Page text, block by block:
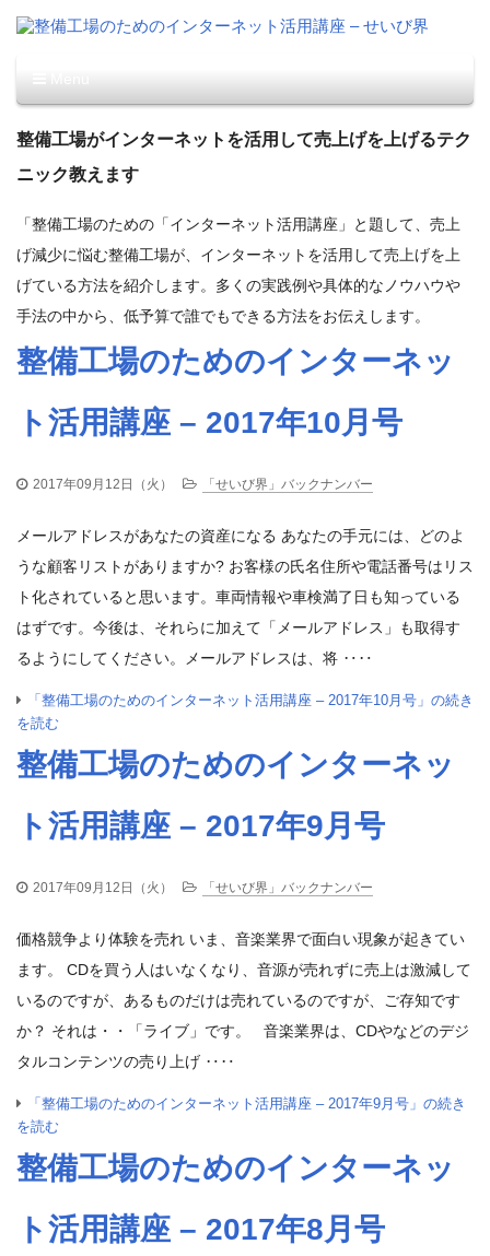
ネット活用講座 – せいび界
コンテンツへ移動
整備工場がインターネットを活用して売上げを上げるテク
ニック教えます
「整備工場のための「インターネット活用講座」と題して、売上
げ減少に悩む整備工場が、インターネットを活用して売上げを上
げている方法を紹介します。多くの実践例や具体的なノウハウや
手法の中から、低予算で誰でもできる方法をお伝えします。
整備工場のためのインターネッ
ト活用講座 – 2017年10月号
2017年09月12日（火） 「せいび界」バックナンバー
メールアドレスがあなたの資産になる あなたの手元には、どのよ
うな顧客リストがありますか? お客様の氏名住所や電話番号はリス
ト化されていると思います。車両情報や車検満了日も知っている
はずです。今後は、それらに加えて「メールアドレス」も取得す
るようにしてください。メールアドレスは、将 ‥‥
「整備工場のためのインターネット活用講座 – 2017年10月号」の続き
を読む
整備工場のためのインターネッ
ト活用講座 – 2017年9月号
2017年09月12日（火） 「せいび界」バックナンバー
価格競争より体験を売れ いま、音楽業界で面白い現象が起きてい
ます。 CDを買う人はいなくなり、音源が売れずに売上は激減して
いるのですが、あるものだけは売れているのですが、ご存知です
か？ それは・・「ライブ」です。 音楽業界は、CDやなどのデジ
タルコンテンツの売り上げ ‥‥
「整備工場のためのインターネット活用講座 – 2017年9月号」の続き
を読む
整備工場のためのインターネッ
ト活用講座 – 2017年8月号